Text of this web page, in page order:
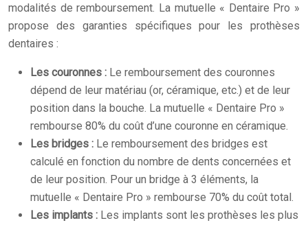
modalités de remboursement. La mutuelle « Dentaire Pro »
propose des garanties spécifiques pour les prothèses
dentaires :
Les couronnes : Le remboursement des couronnes
dépend de leur matériau (or, céramique, etc.) et de leur
position dans la bouche. La mutuelle « Dentaire Pro »
rembourse 80% du coût d’une couronne en céramique.
Les bridges : Le remboursement des bridges est
calculé en fonction du nombre de dents concernées et
de leur position. Pour un bridge à 3 éléments, la
mutuelle « Dentaire Pro » rembourse 70% du coût total.
Les implants : Les implants sont les prothèses les plus